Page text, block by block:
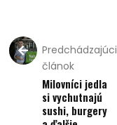
Predchádzajúci
článok
Milovníci jedla
si vychutnajú
sushi, burgery